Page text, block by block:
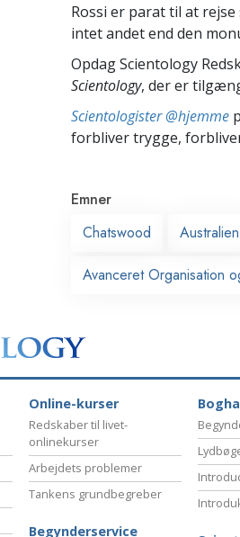
Rossi er parat til at
intet andet end den
Opdag Scientology
Scientology, der er
Scientologister @hjemme
forbliver trygge,
Emner
Chatswood
Australien
Avanceret Organisation
Online-kurser
Redskaber til livet-
onlinekurser
Arbejdets problemer
Tankens grundbegreber
Begynderservice